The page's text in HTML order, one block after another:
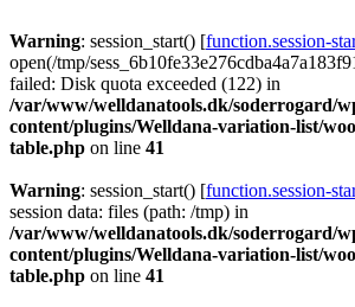
Warning: session_start() [function.session-
open(/tmp/
failed: Disk quota exceeded (122) in
/var/www/welldanatools.dk/soderrogard/
content/plugins/Welldana-variation-list/
table.php on line 41
Warning: session_start() [function.session-
session data: files (path: /tmp) in
/var/www/welldanatools.dk/soderrogard/
content/plugins/Welldana-variation-list/
table.php on line 41